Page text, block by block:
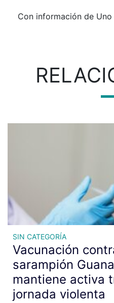
Con información de Uno
SIN CATEGORÍA
Vacunación
sarampión
mantiene activa
jornada violenta